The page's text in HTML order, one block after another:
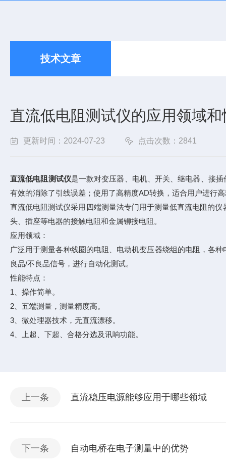
技术文章
直流低电阻测试仪的应用领域
更新时间：2024-07-23 点击次数：2841
直流低电阻测试仪是一款对变压器、电机、开关、继电器、接
有效的消除了引线误差；使用了高精度AD转换，适合用户进行
直流低电阻测试仪采用四端测量法专门用于测量低直流电阻的
头、插座等电器的接触电阻和金属铆接电阻。
应用领域：
广泛用于测量各种线圈的电阻、电动机变压器绕组的电阻，各
良品/不良品信号，进行自动化测试。
性能特点：
1、操作简单。
2、五端测量，测量精度高。
3、微处理器技术，无直流漂移。
4、上超、下超、合格分选及讯响功能。
上一条 直流稳压电源能够应用于哪些领域
下一条 自动电桥在电子测量中的优势